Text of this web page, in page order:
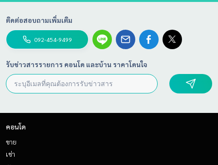
ติดต่อสอบถามเพิ่มเติม
092-454-9499
รับข่าวสารรายการ คอนโด และบ้าน ราคาโดนใจ
คอนโด
ขาย
เช่า